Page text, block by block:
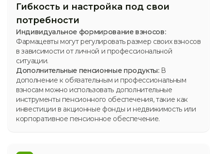
Гибкость и настройка под свои
потребности
Индивидуальное формирование взносов:
Фармацевты могут регулировать размер своих взносов
в зависимости от личной и профессиональной
ситуации.
Дополнительные пенсионные продукты: В
дополнение к обязательным и профессиональным
взносам можно использовать дополнительные
инструменты пенсионного обеспечения, такие как
инвестиции в акционные фонды и недвижимость или
корпоративное пенсионное обеспечение.